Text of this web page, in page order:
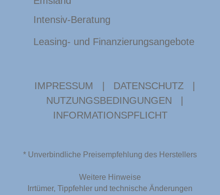
Intensiv-Beratung
Leasing- und Finanzierungsangebote
IMPRESSUM DATENSCHUTZ
NUTZUNGSBEDINGUNGEN
INFORMATIONSPFLICHT
* Unverbindliche Preisempfehlung des Herstellers
Weitere Hinweise
Irrtümer, Tippfehler und technische Änderungen